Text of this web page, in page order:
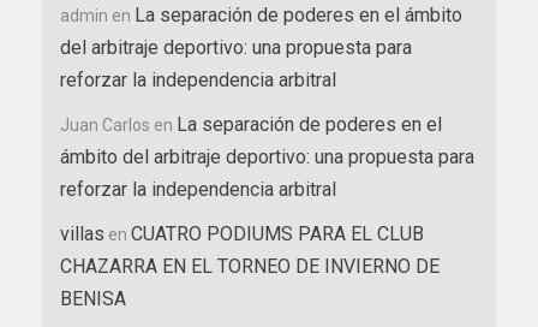
admin en La separación de poderes en el ámbito
del arbitraje deportivo: una propuesta para
reforzar la independencia arbitral
Juan Carlos en La separación de poderes en el
ámbito del arbitraje deportivo: una propuesta para
reforzar la independencia arbitral
villas en CUATRO PODIUMS PARA EL CLUB
CHAZARRA EN EL TORNEO DE INVIERNO DE
BENISA